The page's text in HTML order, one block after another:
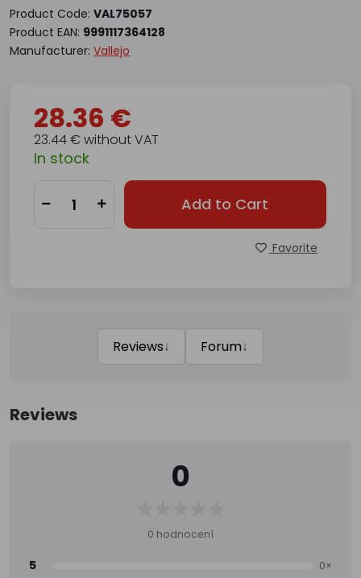
Product Code: VAL75057
Product EAN: 9991117364128
Manufacturer: Vallejo
28.36 €
23.44 € without VAT
In stock
Add to Cart
Favorite
Reviews↓ Forum↓
Reviews
0
0 hodnocení
5 0×